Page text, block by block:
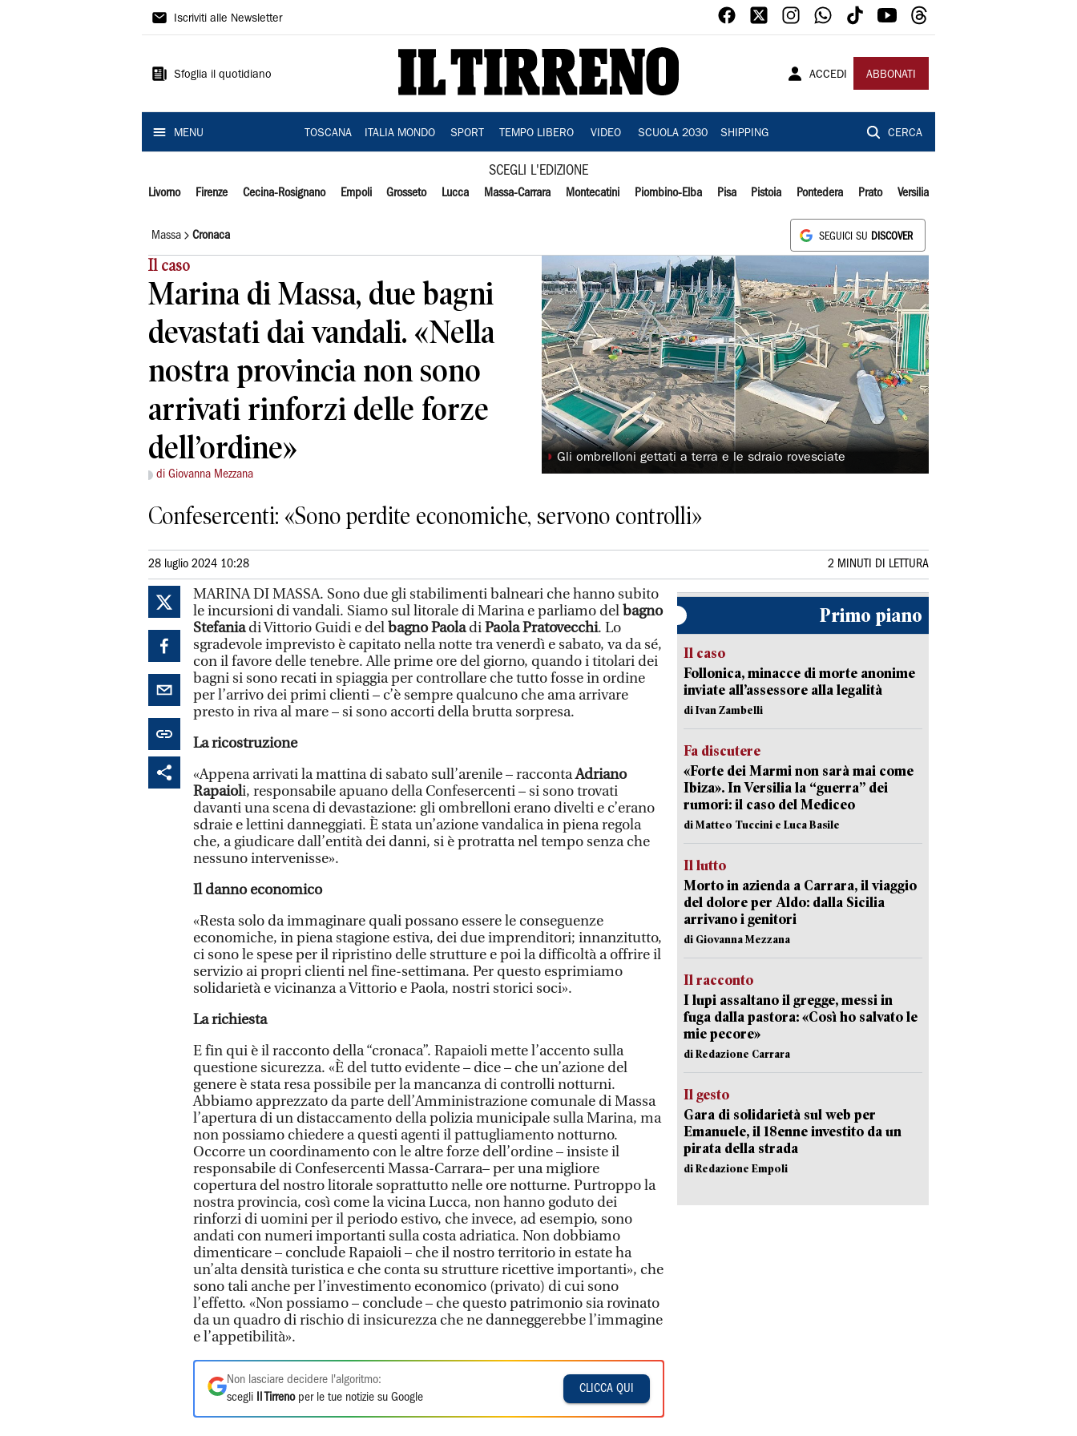
Il
Iscriviti alle Newsletter
Sfoglia il quotidiano ACCEDI ABBONATI
MENU TOSCANA ITALIA MONDO SPORT TEMPO LIBERO VIDEO SCUOLA 2030 SHIPPING CERCA
SCEGLI L'EDIZIONE
Livorno Firenze Cecina-Rosignano Empoli Grosseto Lucca Massa-Carrara Montecatini Piombino-Elba Pisa Pistoia Pontedera Prato Versilia
Massa Cronaca SEGUICI SU DISCOVER
Il caso
Marina di Massa, due bagni
devastati dai vandali. «Nella
nostra provincia non sono
arrivati rinforzi delle forze
dell’ordine»
di Giovanna Mezzana
◗ Gli ombrelloni gettati a terra e le sdraio rovesciate
Confesercenti: «Sono perdite economiche, servono controlli»
28 luglio 2024 10:28 2 MINUTI DI LETTURA
MARINA DI MASSA. Sono due gli stabilimenti balneari che hanno subito
le incursioni di vandali. Siamo sul litorale di Marina e parliamo del bagno
Stefaniadi Vittorio Guidi e del bagno PaoladiPaola Pratovecchi. Lo
sgradevole imprevisto è capitato nella notte tra venerdì e sabato, va da sé,
con il favore delle tenebre. Alle prime ore del giorno, quando i titolari dei
bagni si sono recati in spiaggia per controllare che tutto fosse in ordine
per l’arrivo dei primi clienti – c’è sempre qualcuno che ama arrivare
presto in riva al mare – si sono accorti della brutta sorpresa.
La ricostruzione
«Appena arrivati la mattina di sabato sull’arenile – raccontaAdriano
Rapaioli, responsabile apuano della Confesercenti – si sono trovati
davanti una scena di devastazione: gli ombrelloni erano divelti e c’erano
sdraie e lettini danneggiati. È stata un’azione vandalica in piena regola
che, a giudicare dall’entità dei danni, si è protratta nel tempo senza che
nessuno intervenisse».
Il danno economico
«Resta solo da immaginare quali possano essere le conseguenze
economiche, in piena stagione estiva, dei due imprenditori; innanzitutto,
ci sono le spese per il ripristino delle strutture e poi la difficoltà a offrire il
servizio ai propri clienti nel fine-settimana. Per questo esprimiamo
solidarietà e vicinanza a Vittorio e Paola, nostri storici soci».
La richiesta
E fin qui è il racconto della “cronaca”. Rapaioli mette l’accento sulla
questione sicurezza. «È del tutto evidente – dice – che un’azione del
genere è stata resa possibile per la mancanza di controlli notturni.
Abbiamo apprezzato da parte dell’Amministrazione comunale di Massa
l’apertura di un distaccamento della polizia municipale sulla Marina, ma
non possiamo chiedere a questi agenti il pattugliamento notturno.
Occorre un coordinamento con le altre forze dell’ordine – insiste il
responsabile di Confesercenti Massa-Carrara– per una migliore
copertura del nostro litorale soprattutto nelle ore notturne. Purtroppo la
nostra provincia, così come la vicina Lucca, non hanno goduto dei
rinforzi di uomini per il periodo estivo, che invece, ad esempio, sono
andati con numeri importanti sulla costa adriatica. Non dobbiamo
dimenticare – conclude Rapaioli – che il nostro territorio in estate ha
un’alta densità turistica e che conta su strutture ricettive importanti», che
sono tali anche per l’investimento economico (privato) di cui sono
l’effetto. «Non possiamo – conclude – che questo patrimonio sia rovinato
da un quadro di rischio di insicurezza che ne danneggerebbe l’immagine
e l’appetibilità».
Non lasciare decidere l'algoritmo:
scegli
Il Tirrenoper le tue notizie su Google
CLICCA QUI
Primo piano
Il caso
Follonica, minacce di morte anonime
inviate all’assessore alla legalità
di Ivan Zambelli
Fa discutere
«Forte dei Marmi non sarà mai come
Ibiza». In Versilia la “guerra” dei
rumori: il caso del Mediceo
di Matteo Tuccini e Luca Basile
Il lutto
Morto in azienda a Carrara, il viaggio
del dolore per Aldo: dalla Sicilia
arrivano i genitori
di Giovanna Mezzana
Il racconto
I lupi assaltano il gregge, messi in
fuga dalla pastora: «Così ho salvato le
mie pecore»
di Redazione Carrara
Il gesto
Gara di solidarietà sul web per
Emanuele, il 18enne investito da un
pirata della strada
di Redazione Empoli